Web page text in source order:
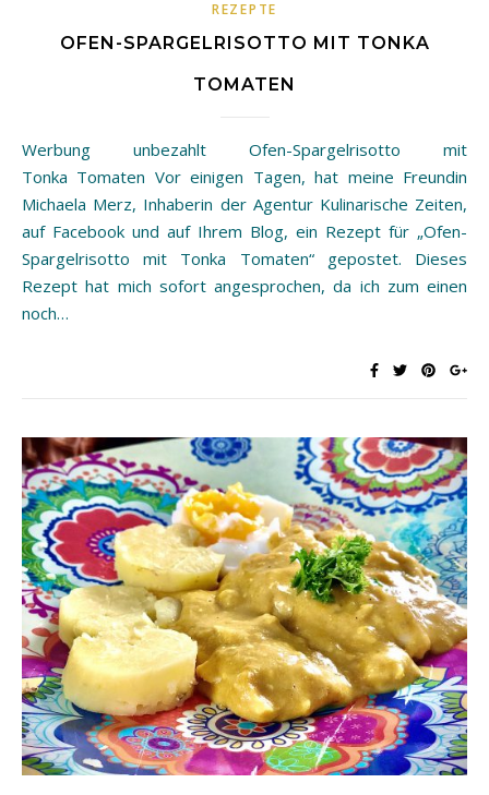
REZEPTE
OFEN-SPARGELRISOTTO MIT TONKA
TOMATEN
Werbung unbezahlt Ofen-Spargelrisotto mit
Tonka Tomaten Vor einigen Tagen, hat meine Freundin
Michaela Merz, Inhaberin der Agentur Kulinarische Zeiten,
auf Facebook und auf Ihrem Blog, ein Rezept für „Ofen-
Spargelrisotto mit Tonka Tomaten“ gepostet. Dieses
Rezept hat mich sofort angesprochen, da ich zum einen
noch…